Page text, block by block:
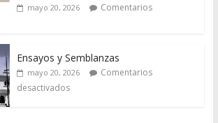
mayo 20, 2026
Comentarios
Ensayos y Semblanzas
mayo 20, 2026
Comentarios
desactivados